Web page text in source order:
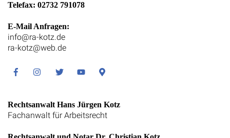
Telefax: 02732 791078
E-Mail Anfragen:
info@ra-kotz.de
ra-kotz@web.de
FacebookInstagramTwitter YoutubeGoogle
Rechtsanwalt Hans Jürgen Kotz
Fachanwalt für Arbeitsrecht